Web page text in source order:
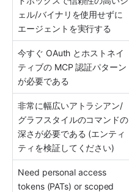
ェル/バイナリを使用せずに
エージェントを実行する
今すぐ OAuth とホストネイ
ティブの MCP 認証パターン
が必要である
非常に幅広いアトラシアン/
グラフスタイルのコマンドの
深さが必要である (エンティ
ティを検証してください)
Need personal access
tokens (PATs) or scoped